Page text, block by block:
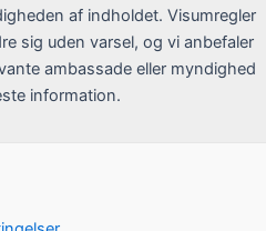
af indholdet. Visumregler
sig uden varsel, og vi anbefaler
ambassade eller myndighed
information.